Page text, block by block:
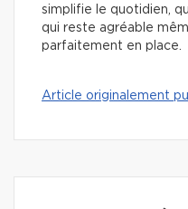
simplifie le quotidien,
qui reste agréable
parfaitement en place.
Article originalement